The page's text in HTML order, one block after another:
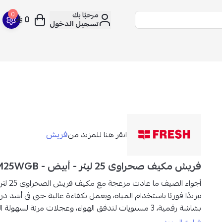
مرحبًا بك
تسجيل الدخول
0 0
انقر هنا للمزيد منفريش
فريش مكيف صحراوى 25 ليتر - أبيض - FA-M25WGB
أجواء الصيف ما عادت مزعجة مع مكيف فريش الصحراوي 25 لتر
تبريدًا فوريًا باستخدام المياه، ويعمل بكفاءة عالية حتى في أشد
بشاشة رقمية، 3 مستويات لتدفق الهواء، وعجلات مرنة